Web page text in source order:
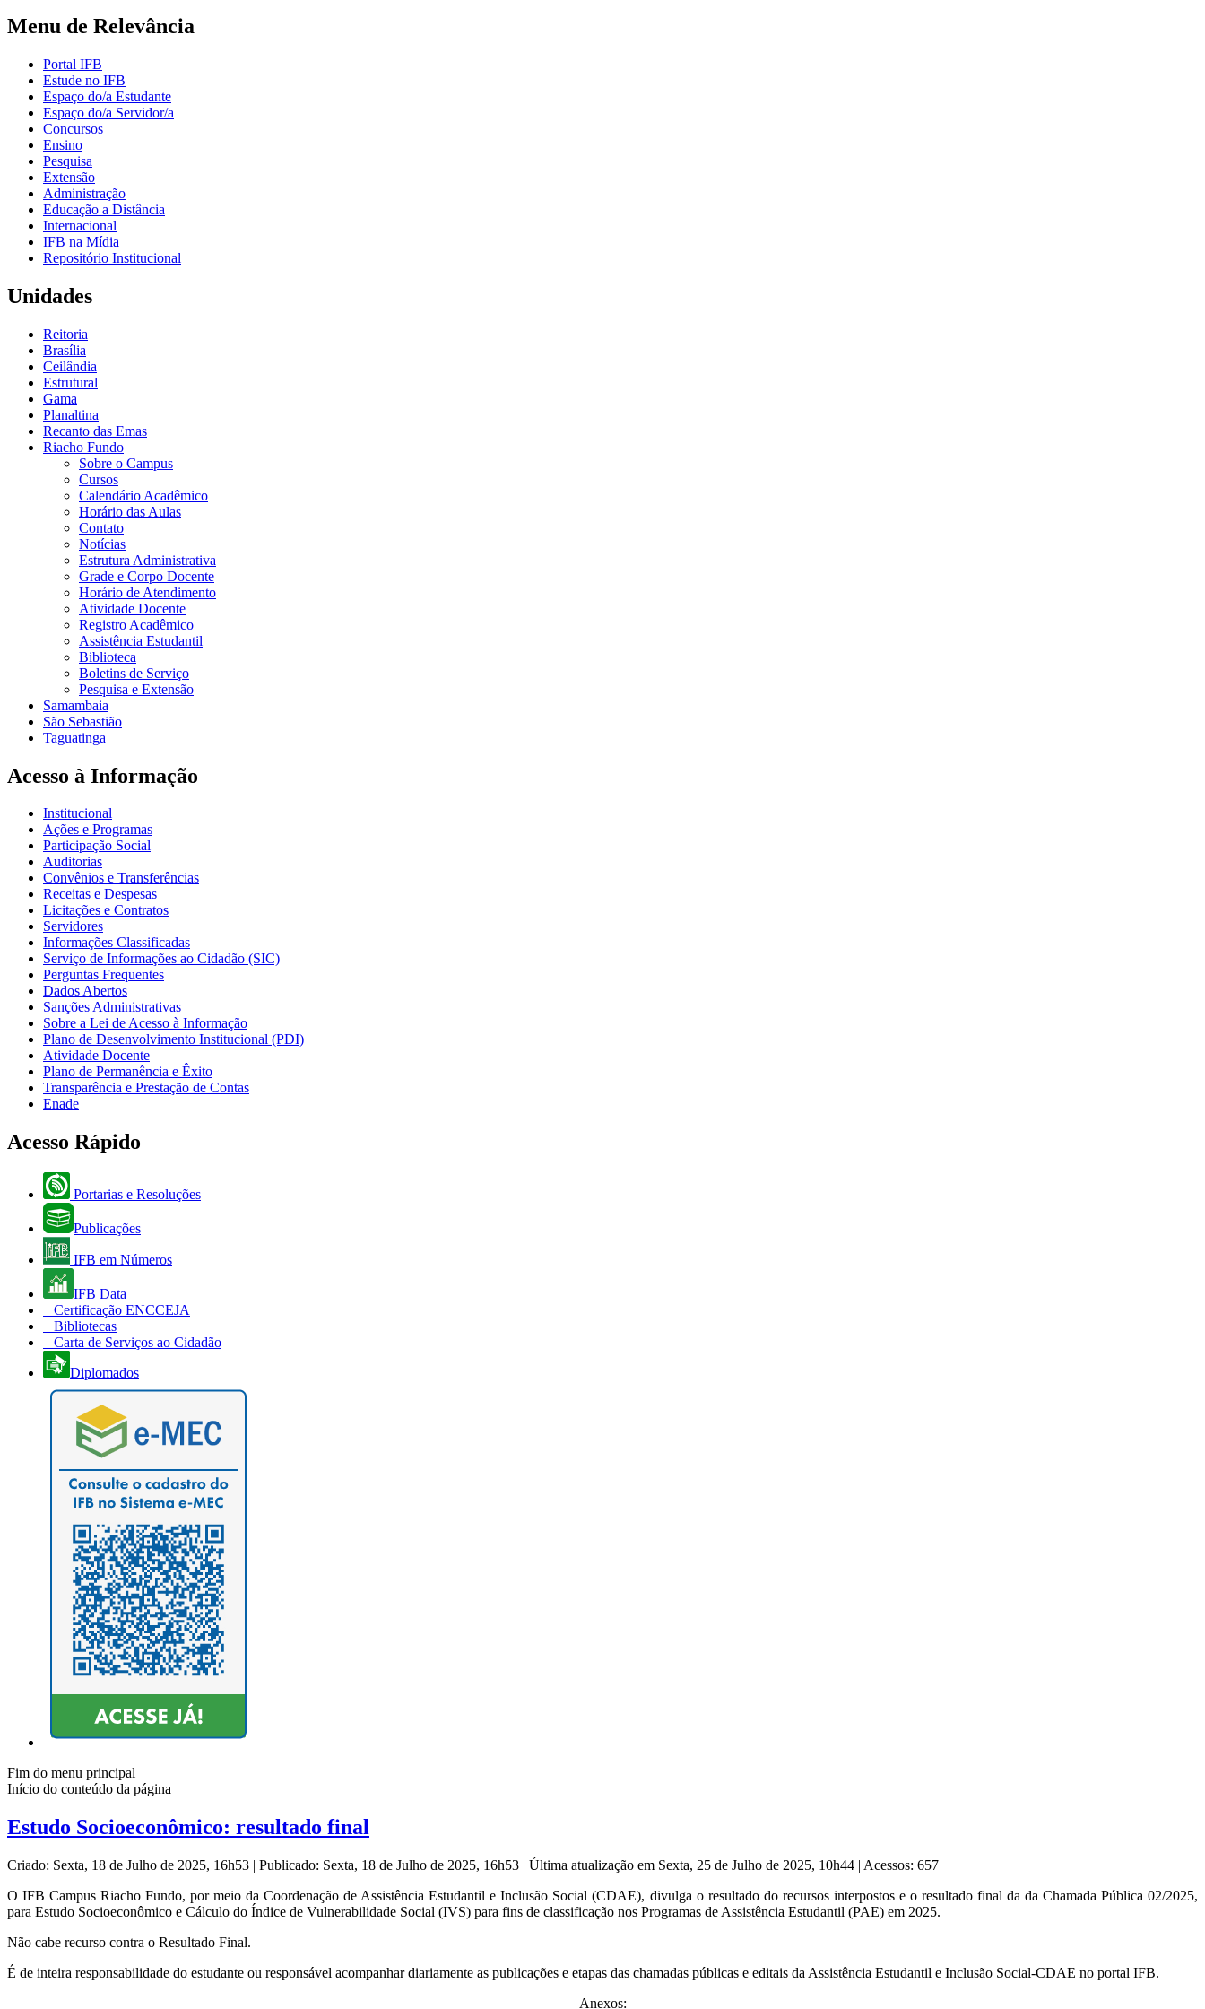
Menu de Relevância
Portal IFB
Estude no IFB
Espaço do/a Estudante
Espaço do/a Servidor/a
Concursos
Ensino
Pesquisa
Extensão
Administração
Educação a Distância
Internacional
IFB na Mídia
Repositório Institucional
Unidades
Reitoria
Brasília
Ceilândia
Estrutural
Gama
Planaltina
Recanto das Emas
Riacho Fundo
Sobre o Campus
Cursos
Calendário Acadêmico
Horário das Aulas
Contato
Notícias
Estrutura Administrativa
Grade e Corpo Docente
Horário de Atendimento
Atividade Docente
Registro Acadêmico
Assistência Estudantil
Biblioteca
Boletins de Serviço
Pesquisa e Extensão
Samambaia
São Sebastião
Taguatinga
Acesso à Informação
Institucional
Ações e Programas
Participação Social
Auditorias
Convênios e Transferências
Receitas e Despesas
Licitações e Contratos
Servidores
Informações Classificadas
Serviço de Informações ao Cidadão (SIC)
Perguntas Frequentes
Dados Abertos
Sanções Administrativas
Sobre a Lei de Acesso à Informação
Plano de Desenvolvimento Institucional (PDI)
Atividade Docente
Plano de Permanência e Êxito
Transparência e Prestação de Contas
Enade
Acesso Rápido
Portarias e Resoluções
Publicações
IFB em Números
IFB Data
Certificação ENCCEJA
Bibliotecas
Carta de Serviços ao Cidadão
Diplomados
Fim do menu principal
Início do conteúdo da página
Estudo Socioeconômico: resultado final
Criado: Sexta, 18 de Julho de 2025, 16h53 | Publicado: Sexta, 18 de Julho de 2025, 16h53 | Última atualização em Sexta, 25 de Julho de 2025, 10h44 | Acessos: 657
O IFB Campus Riacho Fundo, por meio da Coordenação de Assistência Estudantil e Inclusão Social (CDAE), divulga o resultado do recursos interpostos e o resultado final da da Chamada Pública 02/2025,
para Estudo Socioeconômico e Cálculo do Índice de Vulnerabilidade Social (IVS) para fins de classificação nos Programas de Assistência Estudantil (PAE) em 2025.
Não cabe recurso contra o Resultado Final.
É de inteira responsabilidade do estudante ou responsável acompanhar diariamente as publicações e etapas das chamadas públicas e editais da Assistência Estudantil e Inclusão Social-CDAE no portal IFB.
Anexos: